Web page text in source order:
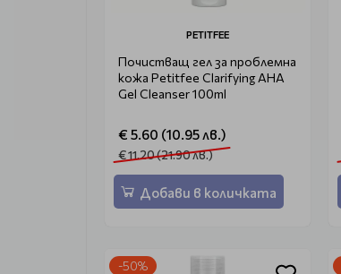
PETITFEE
Почистващ гел за проблемна
кожа Petitfee Clarifying AHA
Gel Cleanser 100ml
€ 5.60 (10.95 лв.)
€ 11.20 (21.90 лв.)
Добави в количката
-50%